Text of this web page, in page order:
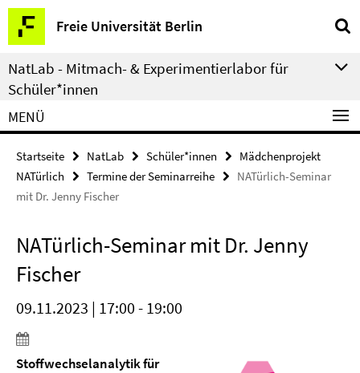
Springe
direkt
zu
Inhalt
Freie Universität Berlin
Service-
Navigation
NatLab - Mitmach- & Experimentierlabor für
Schüler*innen
MENÜ
Startseite NatLab Schüler*innen
Mädchenprojekt
NATürlich
Termine der Seminarreihe
NATürlich-Seminar
mit Dr. Jenny Fischer
NATürlich-Seminar mit Dr. Jenny
Fischer
09.11.2023 | 17:00 - 19:00
Stoffwechselanalytik für